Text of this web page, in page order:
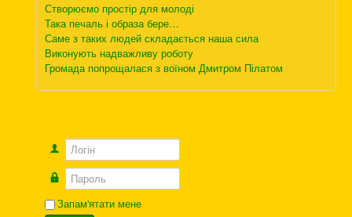
Створюємо простір для молоді
Така печаль і образа бере…
Саме з таких людей складається наша сила
Виконують надважливу роботу
Громада попрощалася з воїном Дмитром Пілатом
Логін
Пароль
Запам'ятати мене